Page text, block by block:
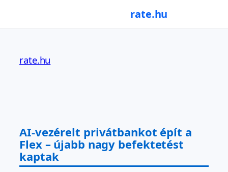
rate.hu
tartalomhoz
rate.hu
AI-vezérelt privátbankot épít a
Flex – újabb nagy befektetést
kaptak